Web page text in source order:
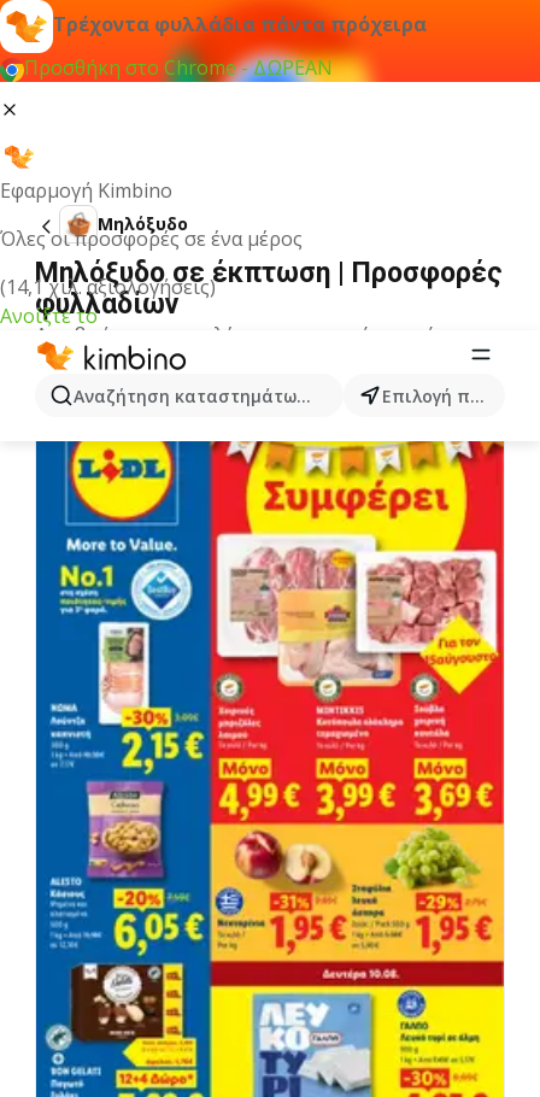
Τρέχοντα φυλλάδια πάντα πρόχειρα
Προσθήκη στο Chrome - ΔΩΡΕΑΝ
Εφαρμογή Kimbino
Όλες οι προσφορές σε ένα μέρος
(14,1 χιλ. αξιολογήσεις)
Ανοίξτε το
Αναζήτηση καταστημάτων, κατηγοριών, προϊόντων...
Επιλογή πόλης
Μηλόξυδο
Μηλόξυδο σε έκπτωση | Προσφορές
φυλλαδίων
Δεν βρήκαμε αποτελέσματα για αυτόν τον όρο.
Άλλα φυλλάδια από την κατηγορία